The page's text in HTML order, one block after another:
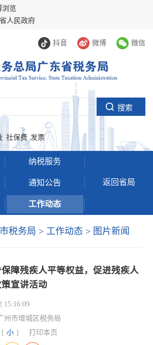
浏览
人民政府
抖音 微博 微信
社保费 发票
纳税服务
通知公告
工作动态
返回省局
税务局 > 工作动态 > 图片新闻
障残疾人平等权益，促进残疾人
宣讲活动
15:16:09
州市增城区税务局
[ 小 ] 打印本页